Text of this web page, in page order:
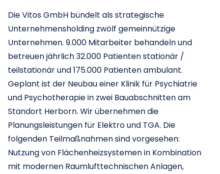
Die Vitos GmbH bündelt als strategische
Unternehmensholding zwölf gemeinnützige
Unternehmen. ​9.000 Mitarbeiter behandeln und
betreuen jährlich 32.000 Patienten stationär /
teilstationär und 175.000 Patienten ambulant.​
Geplant ist der Neubau einer Klinik für Psychiatrie
und Psychotherapie in zwei Bauabschnitten am
Standort Herborn. Wir übernehmen die
Planungsleistungen für Elektro und TGA. Die
folgenden Teilmaßnahmen sind vorgesehen:
Nutzung von Flächenheizsystemen in Kombination
mit modernen Raumlufttechnischen Anlagen,